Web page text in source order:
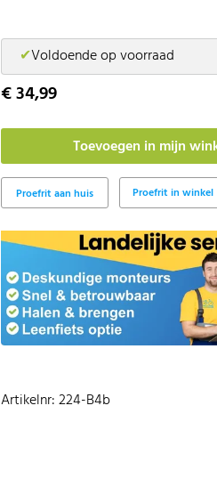
✔Voldoende op voorraad
€ 34,99
Proefrit in winkel
Artikelnr: 224-B4b